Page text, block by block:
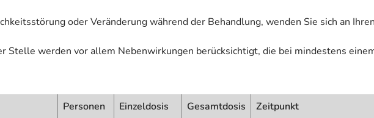
oder Veränderung während der Behandlung, wenden Sie sich an
Stelle werden vor allem Nebenwirkungen berücksichtigt, die bei mindestens
Personen Einzeldosis Gesamtdosis Zeitpunkt